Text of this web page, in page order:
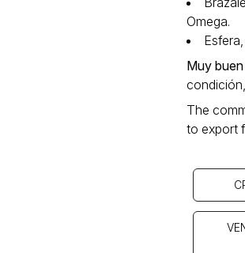
Omega.
Muy
The
to export